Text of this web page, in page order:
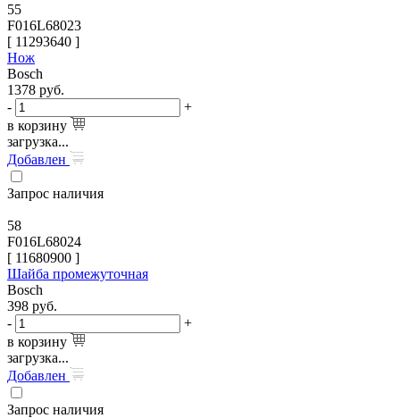
55
F016L68023
[ 11293640 ]
Нож
Bosch
1378 руб.
-
+
в корзину
загрузка...
Добавлен
Запрос наличия
58
F016L68024
[ 11680900 ]
Шайба промежуточная
Bosch
398 руб.
-
+
в корзину
загрузка...
Добавлен
Запрос наличия